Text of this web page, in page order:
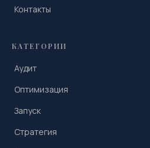
Контакты
КАТЕГОРИИ
Аудит
Оптимизация
Запуск
Стратегия